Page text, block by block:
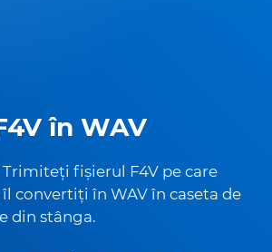
în WAV
Trimiteți fișierul F4V pe care
convertiți în WAV în caseta de
din stânga.